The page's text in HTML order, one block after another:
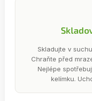
Skladujte v
Chraňte před
Nejlépe
kelímku.